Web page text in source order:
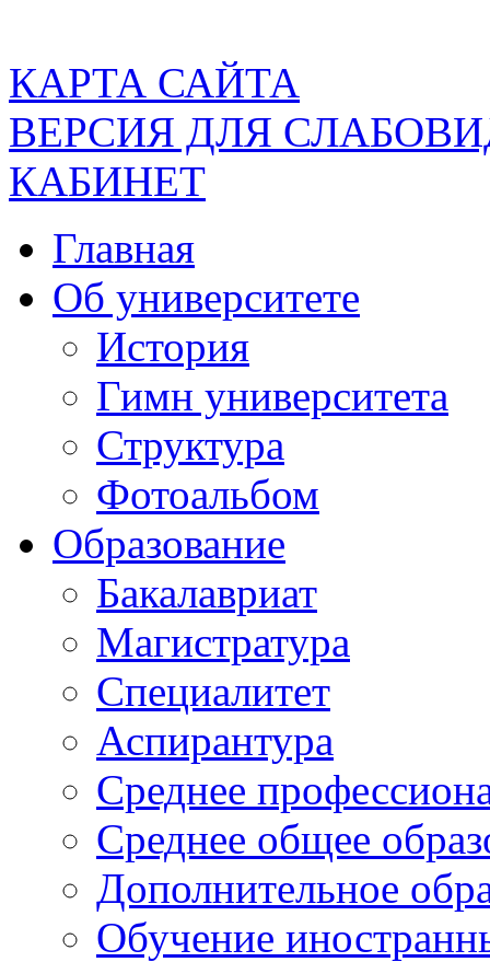
КАРТА САЙТА
ВЕРСИЯ ДЛЯ
КАБИНЕТ
Главная
Об университете
История
Гимн университета
Структура
Фотоальбом
Образование
Бакалавриат
Магистратура
Специалитет
Аспирантура
Среднее
Среднее общее
Дополнительное
Обучение